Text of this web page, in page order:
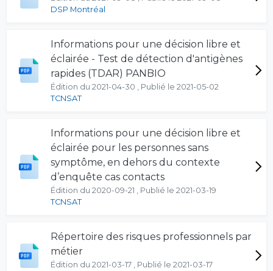
DSP Montréal
Informations pour une décision libre et
éclairée - Test de détection d'antigènes
rapides (TDAR) PANBIO
Édition du 2021-04-30 , Publié le 2021-05-02
TCNSAT
Informations pour une décision libre et
éclairée pour les personnes sans
symptôme, en dehors du contexte
d’enquête cas contacts
Édition du 2020-09-21 , Publié le 2021-03-19
TCNSAT
Répertoire des risques professionnels par
métier
Édition du 2021-03-17 , Publié le 2021-03-17